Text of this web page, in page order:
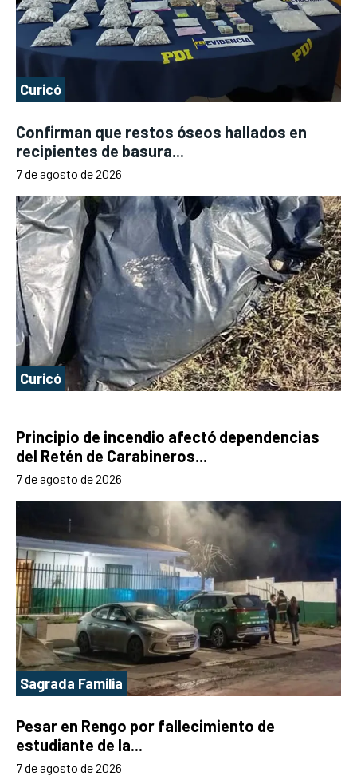
Curicó
Confirman que restos óseos hallados en
recipientes de basura...
7 de agosto de 2026
Curicó
Principio de incendio afectó dependencias
del Retén de Carabineros...
7 de agosto de 2026
Sagrada Familia
Pesar en Rengo por fallecimiento de
estudiante de la...
7 de agosto de 2026